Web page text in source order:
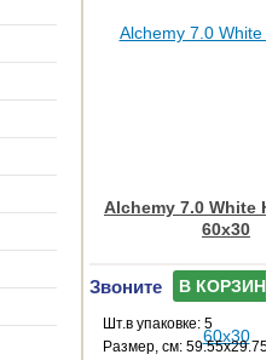
Alchemy 7.0 White
60x30
Звоните В КОРЗИНУ
Шт.в упаковке: 5
Размер, см: 59.55x29.75